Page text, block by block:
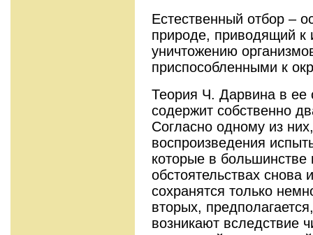
Естественный отбор –
природе, приводящий к
уничтожению
приспособленными к
Теория Ч. Дарвина в
содержит собственно
Согласно одному из
воспроизведения
которые в
обстоятельствах снова
сохранятся только
вторых,
возникают вследствие